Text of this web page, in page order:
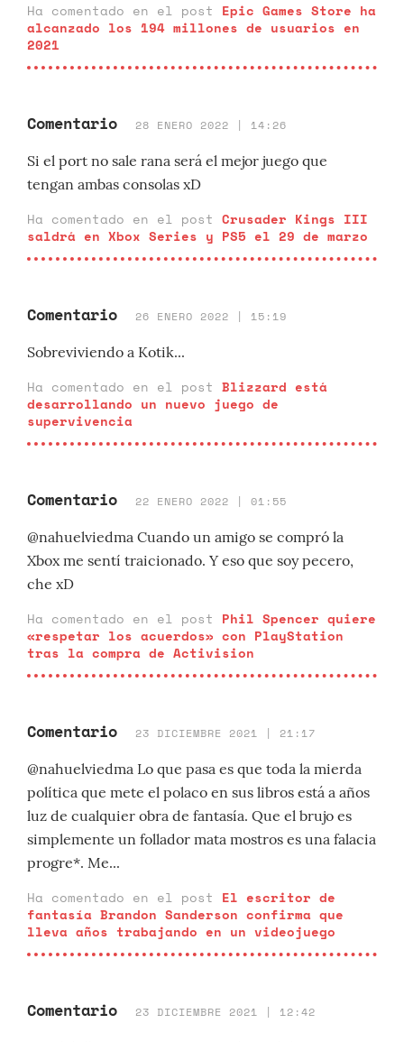
Ha comentado en el post Epic Games Store ha
alcanzado los 194 millones de usuarios en
2021
Comentario 28 ENERO 2022 | 14:26
Si el port no sale rana será el mejor juego que
tengan ambas consolas xD
Ha comentado en el post Crusader Kings III
saldrá en Xbox Series y PS5 el 29 de marzo
Comentario 26 ENERO 2022 | 15:19
Sobreviviendo a Kotik...
Ha comentado en el post Blizzard está
desarrollando un nuevo juego de
supervivencia
Comentario 22 ENERO 2022 | 01:55
@nahuelviedma Cuando un amigo se compró la
Xbox me sentí traicionado. Y eso que soy pecero,
che xD
Ha comentado en el post Phil Spencer quiere
«respetar los acuerdos» con PlayStation
tras la compra de Activision
Comentario 23 DICIEMBRE 2021 | 21:17
@nahuelviedma Lo que pasa es que toda la mierda
política que mete el polaco en sus libros está a años
luz de cualquier obra de fantasía. Que el brujo es
simplemente un follador mata mostros es una falacia
progre*. Me...
Ha comentado en el post El escritor de
fantasía Brandon Sanderson confirma que
lleva años trabajando en un videojuego
Comentario 23 DICIEMBRE 2021 | 12:42